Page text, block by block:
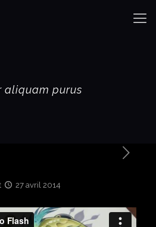
aliquam purus
27 avril 2014